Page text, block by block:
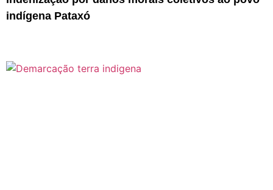
indígena Pataxó